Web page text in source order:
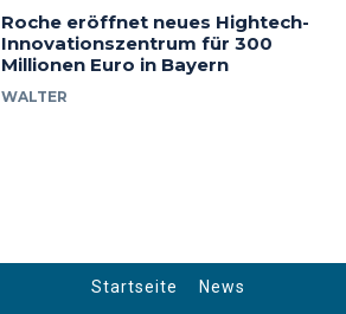
Roche eröffnet neues Hightech-
Innovationszentrum für 300
Millionen Euro in Bayern
WALTER
Startseite News